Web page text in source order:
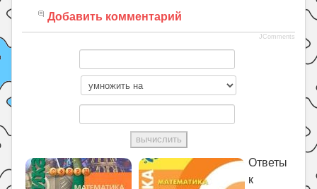
Добавить комментарий
JComments
Ответы
к